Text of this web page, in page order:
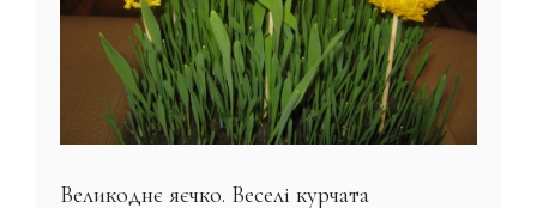
Великоднє яєчко. Веселі курчата